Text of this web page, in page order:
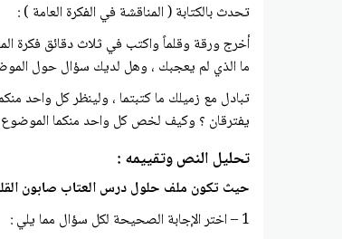
تحدث بالكتابة ( المناقشة في الفكرة العامة ) :
أخرج ورقة وقلماً واكتب في ثلاث دقائق فكرة
ما الذي لم يعجبك ، وهل لديك سؤال حول
تبادل مع زميلك ما كتبتما ، ولينظر كل واحد
يفترقان ؟ وكيف لخص كل واحد منكما
تحليل النص وتقييمه :
حيث تكون ملف حلول درس العتاب صابون
1 – اختر الإجابة الصحيحة لكل سؤال مما يلي :